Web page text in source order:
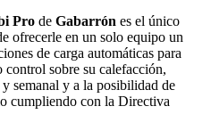
Pro de Gabarrón es el único
ofrecerle en un solo equipo un
de carga automáticas para
sobre su calefacción,
semanal y a la posibilidad de
cumpliendo con la Directiva